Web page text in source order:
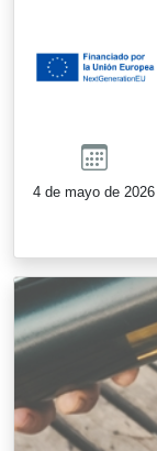
4 de mayo de 2026